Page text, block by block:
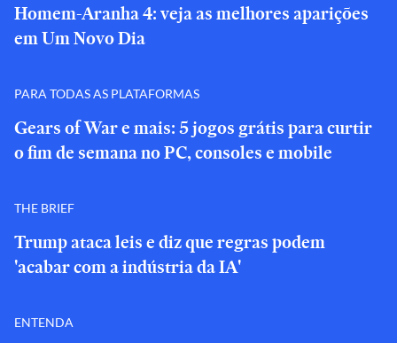
Homem-Aranha 4: veja as melhores aparições
em Um Novo Dia
PARA TODAS AS PLATAFORMAS
Gears of War e mais: 5 jogos grátis para curtir
o fim de semana no PC, consoles e mobile
THE BRIEF
Trump ataca leis e diz que regras podem
'acabar com a indústria da IA'
ENTENDA